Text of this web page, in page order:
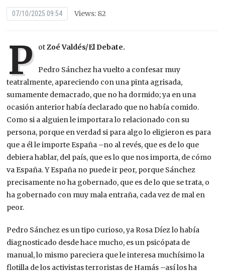
07/10/2025 09:54 Views: 82
P otZoé Valdés/El Debate.
Pedro Sánchez ha vuelto a confesar muy
teatralmente, apareciendo con una pinta agrisada,
sumamente demacrado, que no ha dormido; ya en una
ocasión anterior había declarado que no había comido.
Como si a alguien le importara lo relacionado con su
persona, porque en verdad si para algo lo eligieron es para
que a él le importe España –no al revés, que es de lo que
debiera hablar, del país, que es lo que nos importa, de cómo
va España. Y España no puede ir peor, porque Sánchez
precisamente no ha gobernado, que es de lo que se trata, o
ha gobernado con muy mala entraña, cada vez de mal en
peor.
Pedro Sánchez es un tipo curioso, ya Rosa Díez lo había
diagnosticado desde hace mucho, es un psicópata de
manual, lo mismo pareciera que le interesa muchísimo la
flotilla de los activistas terroristas de Hamás –así los ha